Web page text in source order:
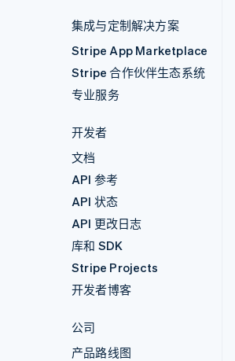
集成与定制解决方案
Stripe App Marketplace
Stripe 合作伙伴生态系统
专业服务
开发者
文档
API 参考
API 状态
API 更改日志
库和 SDK
Stripe Projects
开发者博客
公司
产品路线图